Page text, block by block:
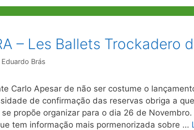
– Les Ballets Trockadero
Eduardo Brás
Carlo Apesar de não ser costume o
de confirmação das reservas obriga a
se propõe organizar para o dia 26 de
tem informação mais pormenorizada sobre …